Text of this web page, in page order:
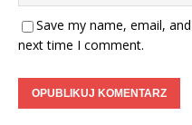
Save my name, email,
next time I comment.